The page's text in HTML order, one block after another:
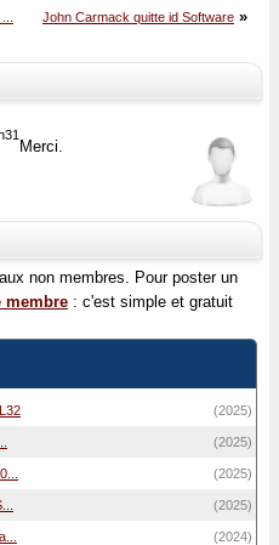
John Carmack quitte id Software »
Merci.
non membres. Pour poster un
membre : c'est simple et gratuit
(2025)
(2025)
(2025)
(2025)
(2024)